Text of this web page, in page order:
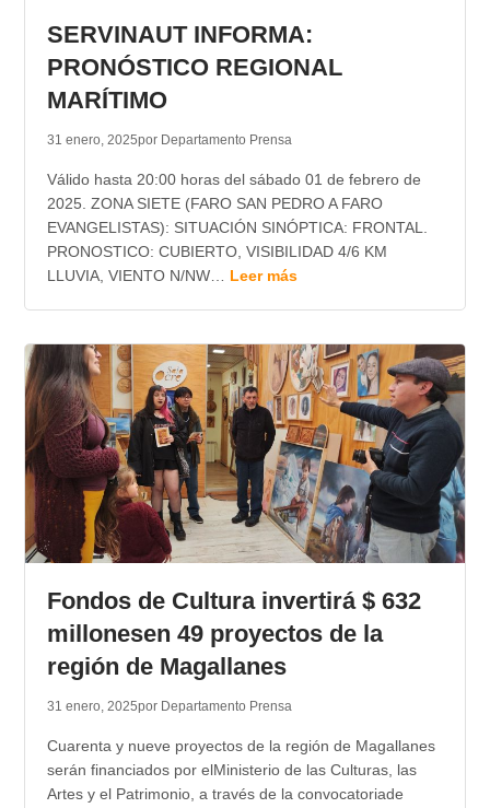
SERVINAUT INFORMA:
PRONÓSTICO REGIONAL
MARÍTIMO
31 enero, 2025por Departamento Prensa
Válido hasta 20:00 horas del sábado 01 de febrero de
2025. ZONA SIETE (FARO SAN PEDRO A FARO
EVANGELISTAS): SITUACIÓN SINÓPTICA: FRONTAL.
PRONOSTICO: CUBIERTO, VISIBILIDAD 4/6 KM
LLUVIA, VIENTO N/NW… Leer más
Fondos de Cultura invertirá $ 632
millonesen 49 proyectos de la
región de Magallanes
31 enero, 2025por Departamento Prensa
Cuarenta y nueve proyectos de la región de Magallanes
serán financiados por elMinisterio de las Culturas, las
Artes y el Patrimonio, a través de la convocatoriade